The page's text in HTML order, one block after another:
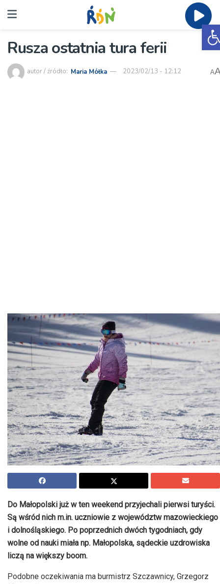
Rusza ostatnia tura ferii
autor / źródło: Maria Mółka 2023/02/13 - 12:12 A
Do Małopolski już w ten weekend przyjechali pierwsi turyści.
Są wśród nich m.in. uczniowie z województw mazowieckiego
i dolnośląskiego. Po poprzednich dwóch tygodniach, gdy
wolne od nauki miała np. Małopolska, sądeckie uzdrowiska
liczą na większy boom.
Podobne oczekiwania ma burmistrz Szczawnicy, Grzegorz